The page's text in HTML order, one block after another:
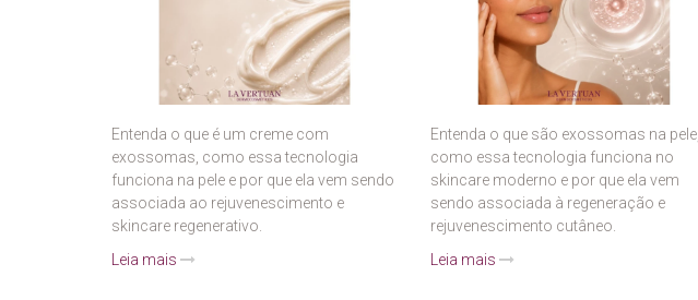
Entenda o que é um creme com
exossomas, como essa tecnologia
funciona na pele e por que ela vem sendo
associada ao rejuvenescimento e
skincare regenerativo.
Leia mais
Entenda o que são exossomas na pele,
como essa tecnologia funciona no
skincare moderno e por que ela vem
sendo associada à regeneração e
rejuvenescimento cutâneo.
Leia mais